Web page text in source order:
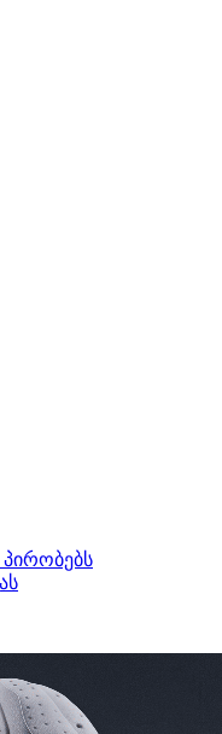
პირობებს